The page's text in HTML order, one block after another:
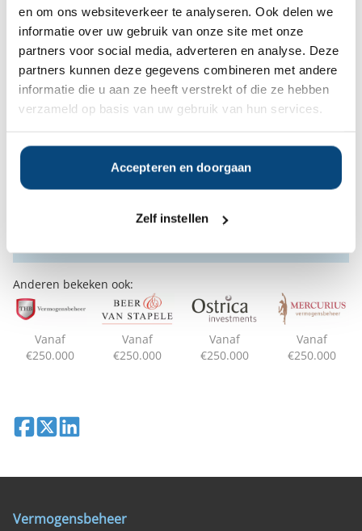
en om ons websiteverkeer te analyseren. Ook delen we
informatie over uw gebruik van onze site met onze
partners voor social media, adverteren en analyse. Deze
partners kunnen deze gegevens combineren met andere
informatie die u aan ze heeft verstrekt of die ze hebben
verzameld op basis van uw gebruik van hun services.
Accepteren en doorgaan
Zelf instellen
Op zoek naar de beste
vermogensbeheerder?
Bent u op zoek naar de voor u beste
vermogensbeheerder?
beste passen bij uw persoonlijke situatie, wensen en
voorkeuren.
Anderen bekeken ook:
Vanaf
€250.000
Vanaf
€250.000
Vanaf
€250.000
Vanaf
€250.000
Deel op Facebook
Deel op XDeel op LinkedIn
Vermogensbeheer